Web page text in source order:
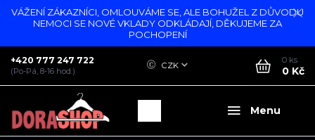
VÁŽENÍ ZÁKAZNÍCI, OMLOUVÁME SE, ALE BOHUŽEL Z DŮVODU
NEMOCI SE NOVÉ VKLADY ODKLÁDAJÍ, DĚKUJEME ZA
POCHOPENÍ
Menu
CZK
+420 777 247 722
(Po-Pá, 8-16 hod.)
0 ks
0 Kč